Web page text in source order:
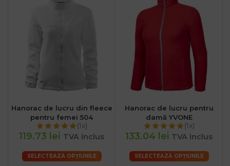
Hanorac de lucru din fleece
pentru femei 504
(1x)
119.73 lei TVA inclus
SELECTEAZĂ OPȚIUNILE
Hanorac de lucru pentru
damă YVONE
(1x)
133.04 lei TVA inclus
SELECTEAZĂ OPȚIUNILE